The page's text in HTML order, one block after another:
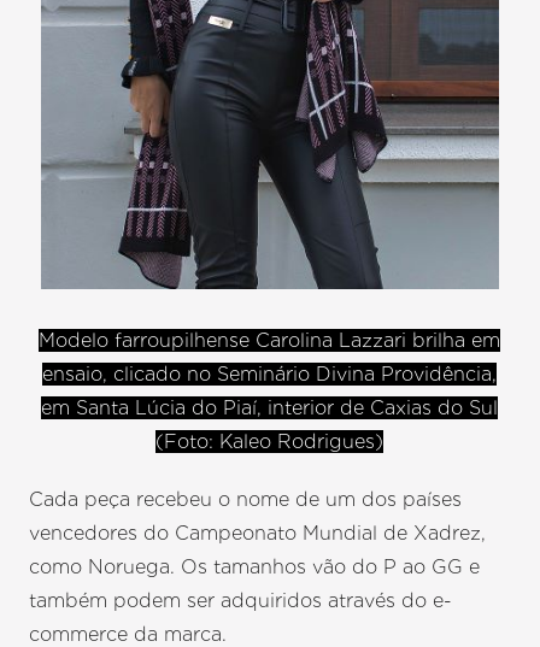
Modelo farroupilhense Carolina Lazzari brilha em
ensaio, clicado no Seminário Divina Providência,
em Santa Lúcia do Piaí, interior de Caxias do Sul
(Foto: Kaleo Rodrigues)
Cada peça recebeu o nome de um dos países
vencedores do Campeonato Mundial de Xadrez,
como Noruega. Os tamanhos vão do P ao GG e
também podem ser adquiridos através do e-
commerce da marca.